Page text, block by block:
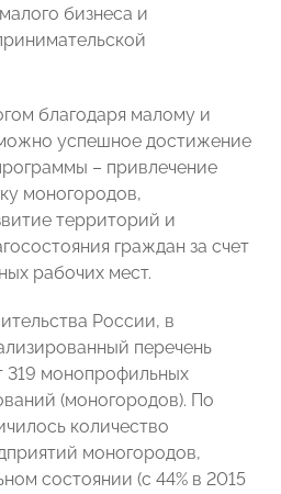
бизнеса и
благодаря малому и
успешное достижение
– привлечение
моногородов,
территорий и
граждан за счет
рабочих мест.
России, в
перечень
319 монопрофильных
(моногородов). По
количество
моногородов,
состоянии (с 44% в 2015